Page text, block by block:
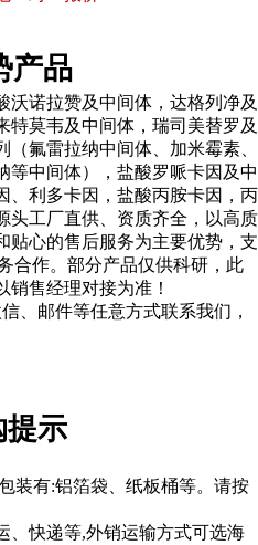
产品
沃诺拉赞及中间体，达格列净及
特莫韦及中间体，瑞司美替罗及
氟雷拉纳中间体、加米霉素、
等中间体），盐酸罗哌卡因及中
、利多卡因，盐酸丙胺卡因，丙
头工厂直供、资质齐全，以高质
贴心的售后服务为主要优势，支
合作。部分产品仅供科研，此
售经理对接为准！
、邮件等任意方式联系我们，
提示
装有:铝箔袋、纸板桶等。请按
、快递等,外销运输方式可选海